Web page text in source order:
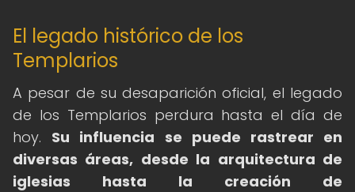
El legado histórico de los
Templarios
A pesar de su desaparición oficial, el legado
de los Templarios perdura hasta el día de
hoy. Su influencia se puede rastrear en
diversas áreas, desde la arquitectura de
iglesias hasta la creación de